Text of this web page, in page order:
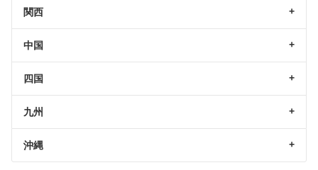
関西
中国
四国
九州
沖縄